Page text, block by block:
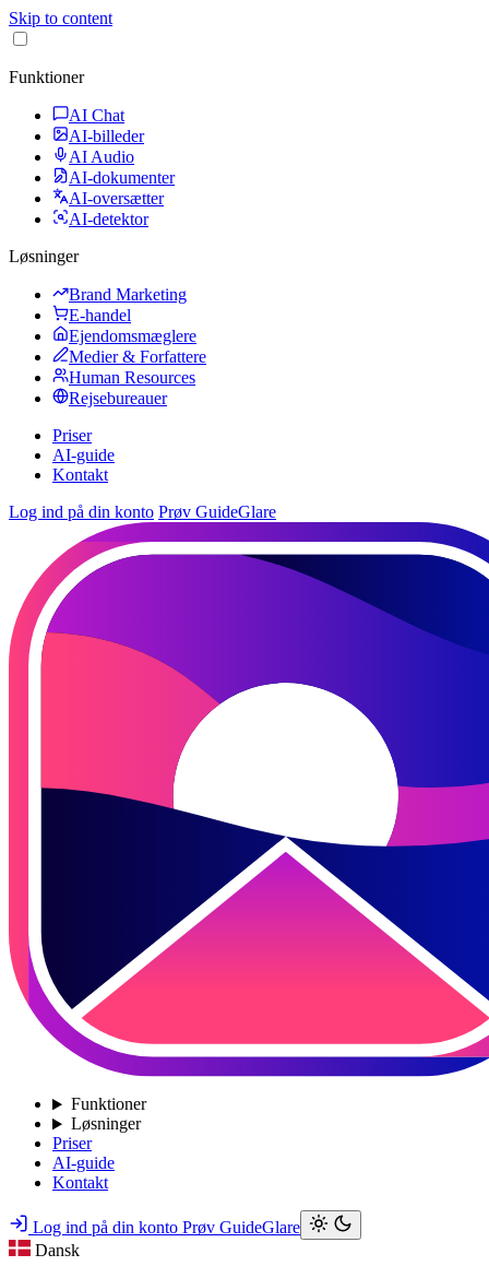
Skip to content
Funktioner
AI Chat
AI-billeder
AI Audio
AI-dokumenter
AI-oversætter
AI-detektor
Løsninger
Brand Marketing
E-handel
Ejendomsmæglere
Medier & Forfattere
Human Resources
Rejsebureauer
Priser
AI-guide
Kontakt
Log ind på din konto Prøv GuideGlare
Funktioner
Løsninger
Priser
AI-guide
Kontakt
Log ind på din konto Prøv GuideGlare
Dansk